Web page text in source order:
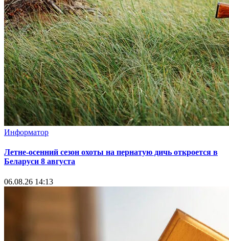
Информатор
Летне-осенний сезон охоты на пернатую дичь откроется в
Беларуси 8 августа
06.08.26 14:13